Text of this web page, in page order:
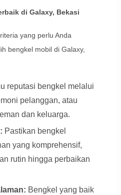
di Galaxy, Bekasi
yang perlu Anda
bengkel mobil di Galaxy,
reputasi bengkel melalui
pelanggan, atau
dan keluarga.
Pastikan bengkel
yang komprehensif,
rutin hingga perbaikan
Bengkel yang baik